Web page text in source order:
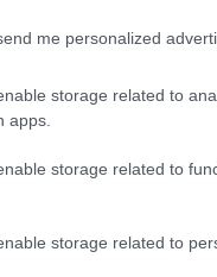
me personalized
storage related to
apps.
storage related to
storage related to